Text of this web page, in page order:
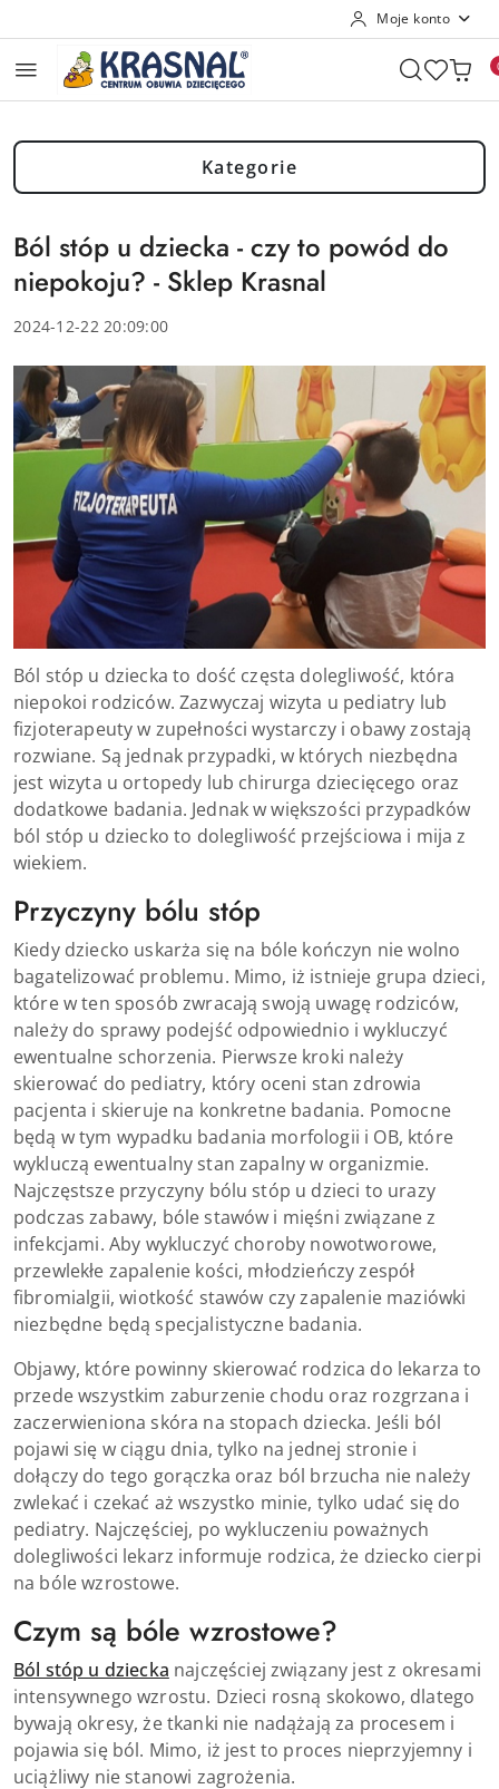
Moje konto
Kategorie
Ból stóp u dziecka - czy to powód do
niepokoju? - Sklep Krasnal
2024-12-22 20:09:00
Ból stóp u dziecka to dość częsta dolegliwość, która
niepokoi rodziców. Zazwyczaj wizyta u pediatry lub
fizjoterapeuty w zupełności wystarczy i obawy zostają
rozwiane. Są jednak przypadki, w których niezbędna
jest wizyta u ortopedy lub chirurga dziecięcego oraz
dodatkowe badania. Jednak w większości przypadków
ból stóp u dziecko to dolegliwość przejściowa i mija z
wiekiem.
Przyczyny bólu stóp
Kiedy dziecko uskarża się na bóle kończyn nie wolno
bagatelizować problemu. Mimo, iż istnieje grupa dzieci,
które w ten sposób zwracają swoją uwagę rodziców,
należy do sprawy podejść odpowiednio i wykluczyć
ewentualne schorzenia. Pierwsze kroki należy
skierować do pediatry, który oceni stan zdrowia
pacjenta i skieruje na konkretne badania. Pomocne
będą w tym wypadku badania morfologii i OB, które
wykluczą ewentualny stan zapalny w organizmie.
Najczęstsze przyczyny bólu stóp u dzieci to urazy
podczas zabawy, bóle stawów i mięśni związane z
infekcjami. Aby wykluczyć choroby nowotworowe,
przewlekłe zapalenie kości, młodzieńczy zespół
fibromialgii, wiotkość stawów czy zapalenie maziówki
niezbędne będą specjalistyczne badania.
Objawy, które powinny skierować rodzica do lekarza to
przede wszystkim zaburzenie chodu oraz rozgrzana i
zaczerwieniona skóra na stopach dziecka. Jeśli ból
pojawi się w ciągu dnia, tylko na jednej stronie i
dołączy do tego gorączka oraz ból brzucha nie należy
zwlekać i czekać aż wszystko minie, tylko udać się do
pediatry. Najczęściej, po wykluczeniu poważnych
dolegliwości lekarz informuje rodzica, że dziecko cierpi
na bóle wzrostowe.
Czym są bóle wzrostowe?
Ból stóp u dziecka najczęściej związany jest z okresami
intensywnego wzrostu. Dzieci rosną skokowo, dlatego
bywają okresy, że tkanki nie nadążają za procesem i
pojawia się ból. Mimo, iż jest to proces nieprzyjemny i
uciążliwy nie stanowi zagrożenia.